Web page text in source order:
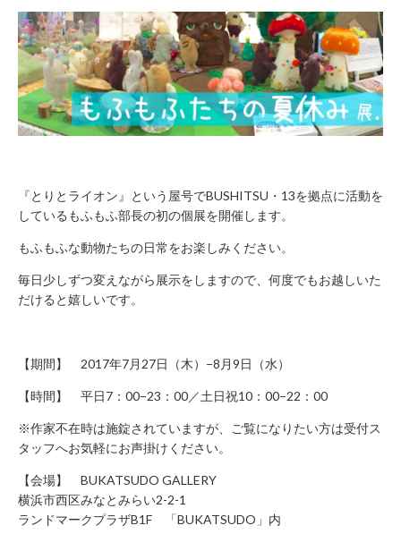
『とりとライオン』という屋号でBUSHITSU・13を拠点に活動を
しているもふもふ部長の初の個展を開催します。
もふもふな動物たちの日常をお楽しみください。
毎日少しずつ変えながら展示をしますので、何度でもお越しいた
だけると嬉しいです。
【期間】 2017年7月27日（木）−8月9日（水）
【時間】 平日7：00−23：00／土日祝10：00−22：00
※作家不在時は施錠されていますが、ご覧になりたい方は受付ス
タッフへお気軽にお声掛けください。
【会場】 BUKATSUDO GALLERY
横浜市西区みなとみらい2-2-1
ランドマークプラザB1F 「BUKATSUDO」内
STUDIO
BOOTH
ROOM
知
る
REPORT
BUKATSUDO?
ACCESS
施
設
営
業
間
（年
休
月
～
土 9：
00
～
22：
00
日・